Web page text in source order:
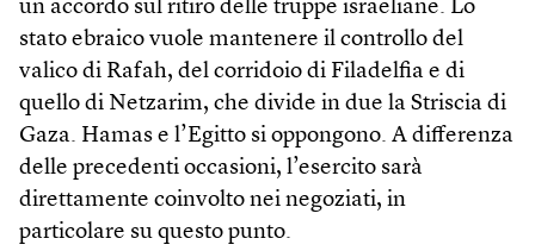
un accordo sul ritiro delle truppe israeliane. Lo
stato ebraico vuole mantenere il controllo del
valico di Rafah, del corridoio di Filadelfia e di
quello di Netzarim, che divide in due la Striscia di
Gaza. Hamas e l’Egitto si oppongono. A differenza
delle precedenti occasioni, l’esercito sarà
direttamente coinvolto nei negoziati, in
particolare su questo punto.